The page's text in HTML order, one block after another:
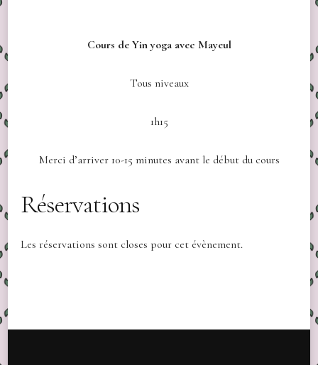
Cours de Yin yoga avec Mayeul
Tous niveaux
1h15
Merci d’arriver 10-15 minutes avant le début du cours
Réservations
Les réservations sont closes pour cet évènement.